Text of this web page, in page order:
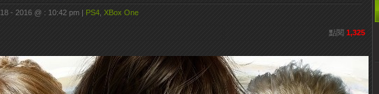
- 2016 @ : 10:42 pm | PS4 XBox One
點閱 1,325